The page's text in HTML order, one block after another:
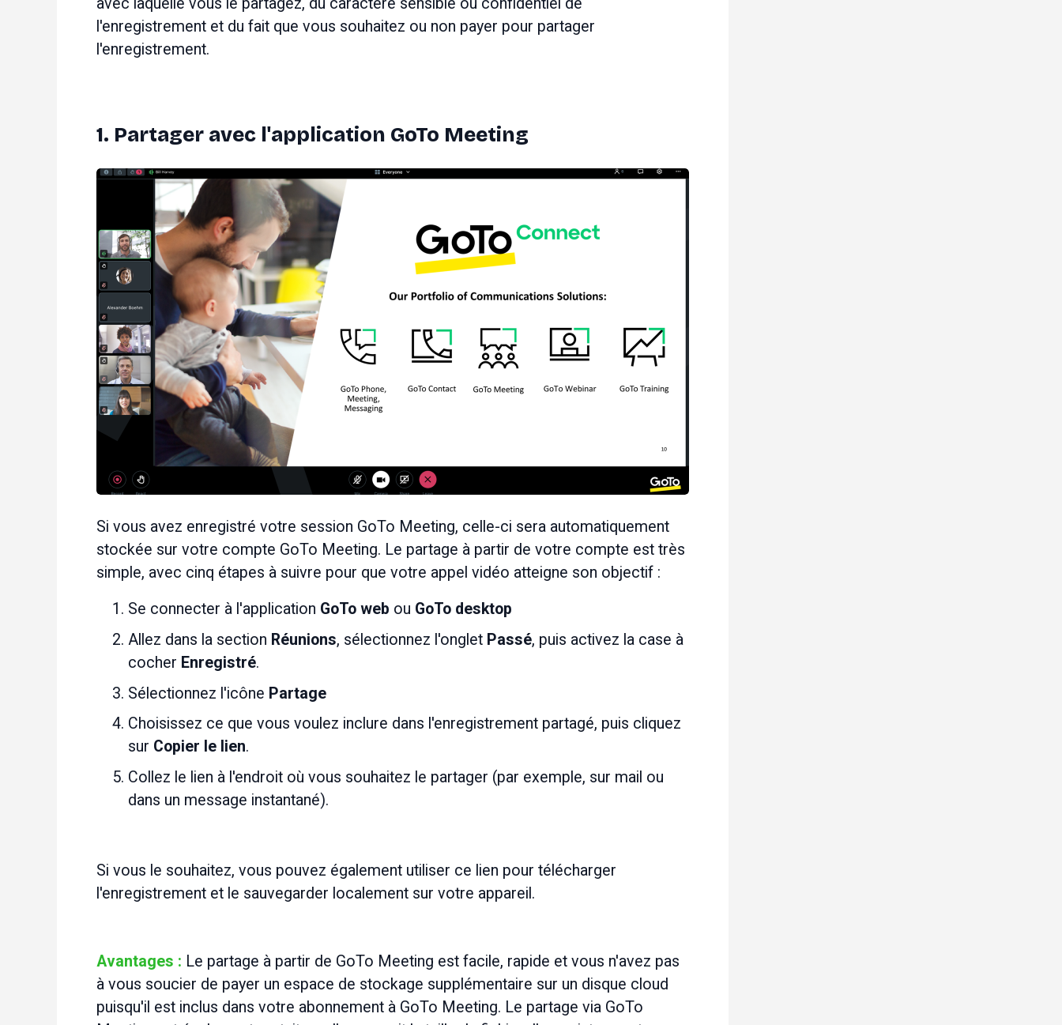
l'enregistrement et du fait que vous souhaitez ou non payer pour partager
l'enregistrement.
1. Partager avec l'application GoTo Meeting
Si vous avez enregistré votre session GoTo Meeting, celle-ci sera automatiquement
stockée sur votre compte GoTo Meeting. Le partage à partir de votre compte est très
simple, avec cinq étapes à suivre pour que votre appel vidéo atteigne son objectif :
Se connecter à l'application GoTo web ou GoTo desktop
Allez dans la section Réunions, sélectionnez l'onglet Passé, puis activez la case à
cocher Enregistré.
Sélectionnez l'icône Partage
Choisissez ce que vous voulez inclure dans l'enregistrement partagé, puis cliquez
sur Copier le lien.
Collez le lien à l'endroit où vous souhaitez le partager (par exemple, sur mail ou
dans un message instantané).
Si vous le souhaitez, vous pouvez également utiliser ce lien pour télécharger
l'enregistrement et le sauvegarder localement sur votre appareil.
Avantages : Le partage à partir de GoTo Meeting est facile, rapide et vous n'avez pas
à vous soucier de payer un espace de stockage supplémentaire sur un disque cloud
puisqu'il est inclus dans votre abonnement à GoTo Meeting. Le partage via GoTo